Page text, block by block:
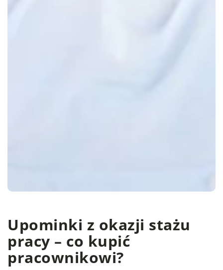
Upominki z okazji stażu
pracy – co kupić
pracownikowi?